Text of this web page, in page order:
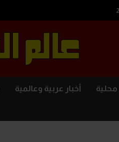
محلية أخبار عربية وعالمية